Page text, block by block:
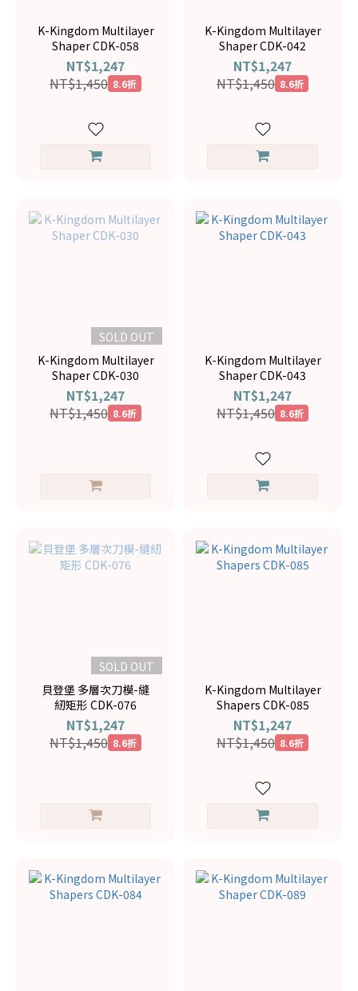
K-Kingdom Multilayer
Shaper CDK-058
NT$1,247
NT$1,450 8.6折
K-Kingdom Multilayer
Shaper CDK-042
NT$1,247
NT$1,450 8.6折
SOLD OUT
K-Kingdom Multilayer
Shaper CDK-030
NT$1,247
NT$1,450 8.6折
K-Kingdom Multilayer
Shaper CDK-043
NT$1,247
NT$1,450 8.6折
SOLD OUT
貝登堡 多層次刀模-縫
紉矩形 CDK-076
NT$1,247
NT$1,450 8.6折
K-Kingdom Multilayer
Shapers CDK-085
NT$1,247
NT$1,450 8.6折